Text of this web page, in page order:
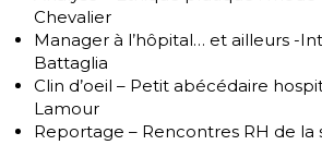
Chevalier
Manager à l’hôpital… et ailleurs -
Battaglia
Clin d’oeil – Petit abécédaire
Lamour
Reportage – Rencontres RH de la